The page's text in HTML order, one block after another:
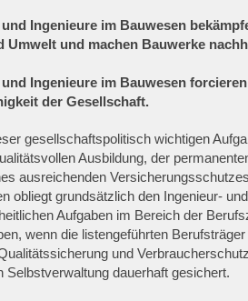
Ingenieure im Bauwesen
Umwelt und machen Bauwerke
Ingenieure im Bauwesen
der Gesellschaft.
gesellschaftspolitisch wichtigen
Ausbildung, der
ausreichenden
obliegt grundsätzlich den Ingenieur-
Aufgaben im Bereich der
wenn die listengeführten
und
Selbstverwaltung dauerhaft gesichert.